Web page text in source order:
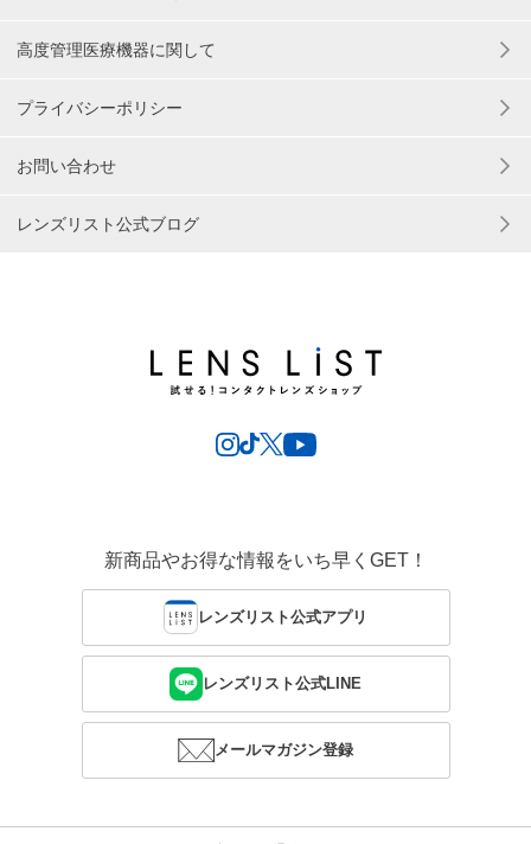
高度管理医療機器に関して
プライバシーポリシー
お問い合わせ
レンズリスト公式ブログ
新商品やお得な情報をいち早くGET！
レンズリスト公式アプリ
レンズリスト公式LINE
メールマガジン登録